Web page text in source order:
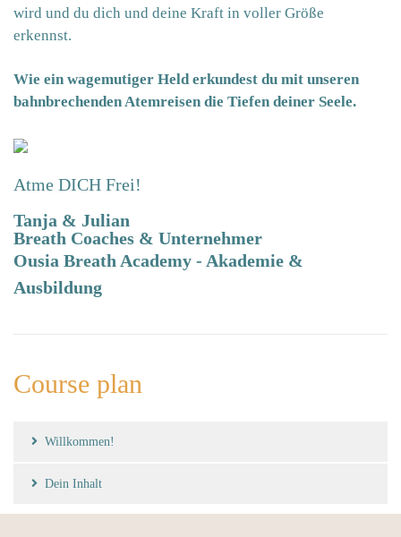
wird und du dich und deine Kraft in voller Größe
erkennst.
Wie ein wagemutiger Held erkundest du mit unseren
bahnbrechenden Atemreisen die Tiefen deiner Seele.
Atme DICH Frei!
Tanja & Julian
Breath Coaches & Unternehmer
Ousia Breath Academy - Akademie &
Ausbildung
Course plan
Willkommen!
Dein Inhalt